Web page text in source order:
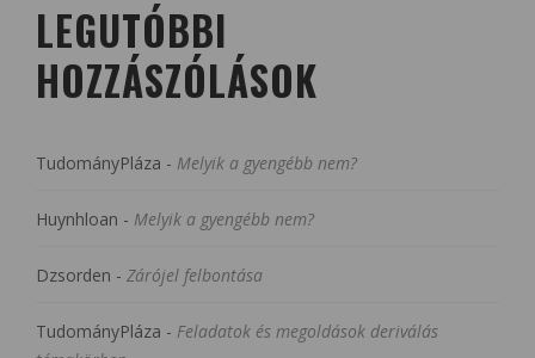
LEGUTÓBBI
HOZZÁSZÓLÁSOK
TudományPláza - Melyik a gyengébb nem?
Huynhloan - Melyik a gyengébb nem?
Dzsorden - Zárójel felbontása
TudományPláza - Feladatok és megoldások deriválás